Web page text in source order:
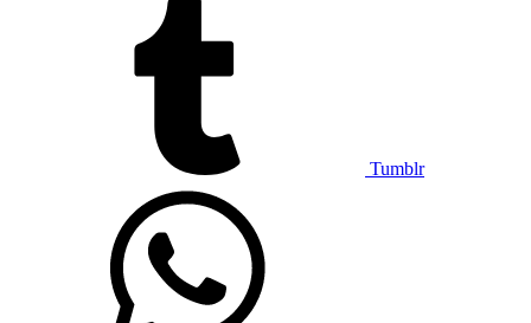
Tumblr